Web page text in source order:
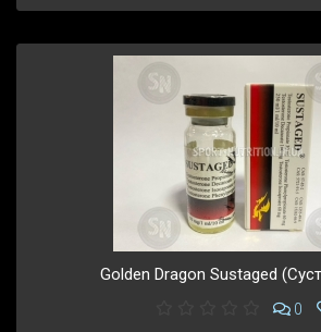
Golden Dragon Sustaged
0